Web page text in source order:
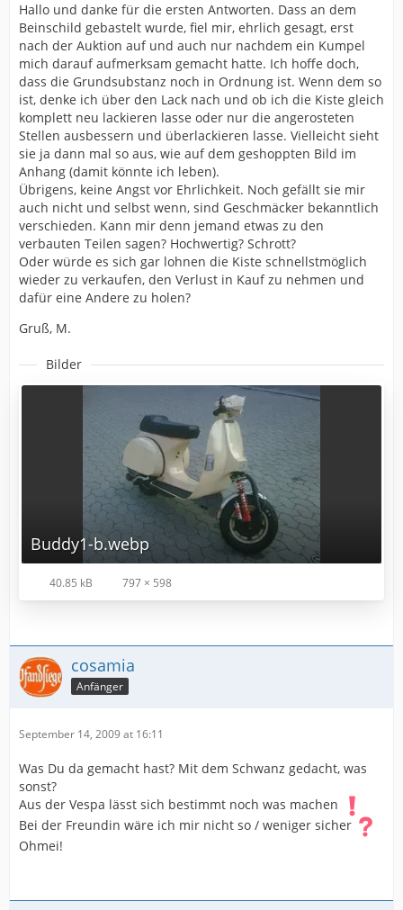
Hallo und danke für die ersten Antworten. Dass an dem
Beinschild gebastelt wurde, fiel mir, ehrlich gesagt, erst
nach der Auktion auf und auch nur nachdem ein Kumpel
mich darauf aufmerksam gemacht hatte. Ich hoffe doch,
dass die Grundsubstanz noch in Ordnung ist. Wenn dem so
ist, denke ich über den Lack nach und ob ich die Kiste gleich
komplett neu lackieren lasse oder nur die angerosteten
Stellen ausbessern und überlackieren lasse. Vielleicht sieht
sie ja dann mal so aus, wie auf dem geshoppten Bild im
Anhang (damit könnte ich leben).
Übrigens, keine Angst vor Ehrlichkeit. Noch gefällt sie mir
auch nicht und selbst wenn, sind Geschmäcker bekanntlich
verschieden. Kann mir denn jemand etwas zu den
verbauten Teilen sagen? Hochwertig? Schrott?
Oder würde es sich gar lohnen die Kiste schnellstmöglich
wieder zu verkaufen, den Verlust in Kauf zu nehmen und
dafür eine Andere zu holen?
Gruß, M.
Bilder
Buddy1-b.webp
40.85 kB 797 × 598
cosamia
Anfänger
September 14, 2009 at 16:11
Was Du da gemacht hast? Mit dem Schwanz gedacht, was
sonst?
Aus der Vespa lässt sich bestimmt noch was machen
Bei der Freundin wäre ich mir nicht so / weniger sicher
Ohmei!